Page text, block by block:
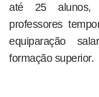
até 25 alunos,
professores
equiparação
formação superior.